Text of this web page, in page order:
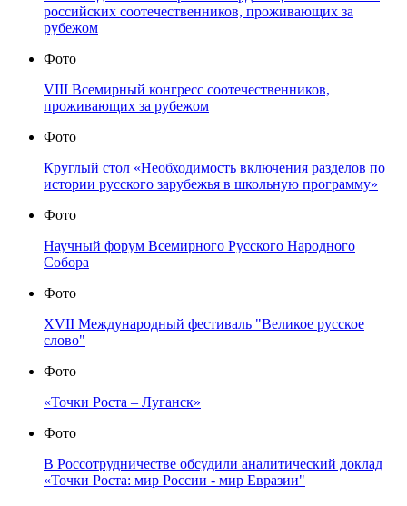
российских соотечественников, проживающих за
рубежом
Фото
VIII Всемирный конгресс соотечественников,
проживающих за рубежом
Фото
Круглый стол «Необходимость включения разделов по
истории русского зарубежья в школьную программу»
Фото
Научный форум Всемирного Русского Народного
Собора
Фото
XVII Международный фестиваль "Великое русское
слово"
Фото
«Точки Роста – Луганск»
Фото
В Россотрудничестве обсудили аналитический доклад
«Точки Роста: мир России - мир Евразии"